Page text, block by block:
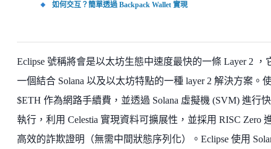
如何交互？簡單透過 Backpack Wallet 實現
Eclipse 號稱將會是以太坊生態中速度最快的一條 Layer 2 ，
一個結合 Solana 以及以太坊特點的一種 layer 2 解決方案。
$ETH 作為網路手續費，並透過 Solana 虛擬機 (SVM) 進行
執行，利用 Celestia 實現資料可擴展性，並採用 RISC Zero
高效的詐欺證明（無需中間狀態序列化）。Eclipse 使用